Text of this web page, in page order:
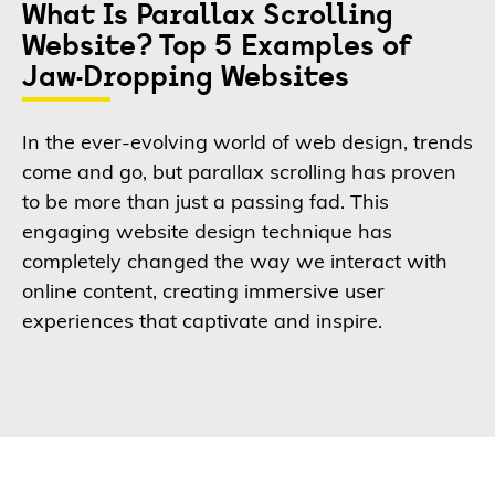
What Is Parallax Scrolling
Website? Top 5 Examples of
Jaw-Dropping Websites
In the ever-evolving world of web design, trends
come and go, but parallax scrolling has proven
to be more than just a passing fad. This
engaging website design technique has
completely changed the way we interact with
online content, creating immersive user
experiences that captivate and inspire.